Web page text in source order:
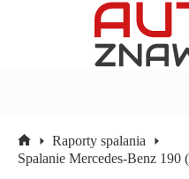
Strona
główna
Raporty spalania
Spalanie Mercedes-Benz 190